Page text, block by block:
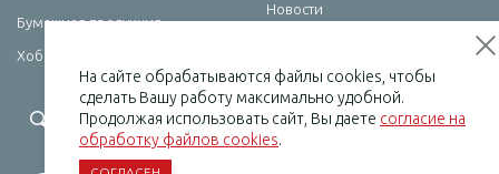
Бумажная продукция
Хобби
Новости
+7 (495) 232-07-08
На сайте обрабатываются файлы cookies, чтобы
сделать Вашу работу максимально удобной.
Продолжая использовать сайт, Вы даете согласие на
обработку файлов cookies.